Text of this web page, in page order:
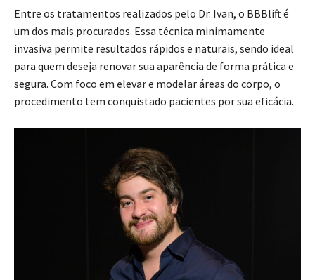
Entre os tratamentos realizados pelo Dr. Ivan, o BBBlift é
um dos mais procurados. Essa técnica minimamente
invasiva permite resultados rápidos e naturais, sendo ideal
para quem deseja renovar sua aparência de forma prática e
segura. Com foco em elevar e modelar áreas do corpo, o
procedimento tem conquistado pacientes por sua eficácia.